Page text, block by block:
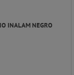
INALAM NEGRO